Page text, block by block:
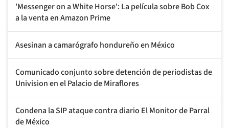
'Messenger on a White Horse': La película sobre Bob Cox
a la venta en Amazon Prime
Asesinan a camarógrafo hondureño en México
Comunicado conjunto sobre detención de periodistas de
Univision en el Palacio de Miraflores
Condena la SIP ataque contra diario El Monitor de Parral
de México